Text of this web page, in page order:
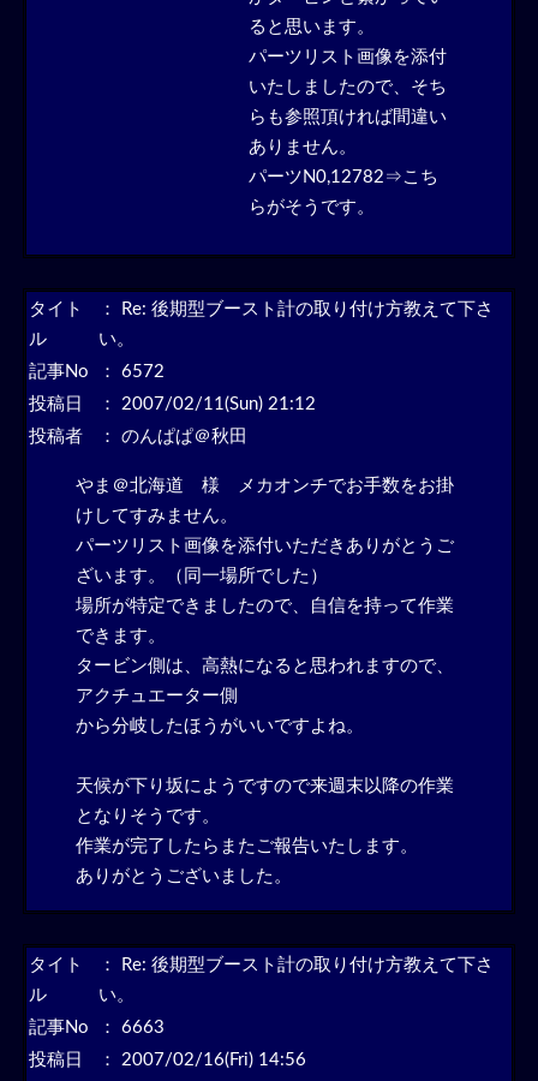
ると思います。
パーツリスト画像を添付
いたしましたので、そち
らも参照頂ければ間違い
ありません。
パーツN0,12782⇒こち
らがそうです。
タイト
ル
：
Re: 後期型ブースト計の取り付け方教えて下さ
い。
記事No
： 6572
投稿日
： 2007/02/11(Sun) 21:12
投稿者
： のんぱぱ＠秋田
やま＠北海道 様 メカオンチでお手数をお掛
けしてすみません。
パーツリスト画像を添付いただきありがとうご
ざいます。（同一場所でした）
場所が特定できましたので、自信を持って作業
できます。
タービン側は、高熱になると思われますので、
アクチュエーター側
から分岐したほうがいいですよね。
天候が下り坂にようですので来週末以降の作業
となりそうです。
作業が完了したらまたご報告いたします。
ありがとうございました。
タイト
ル
：
Re: 後期型ブースト計の取り付け方教えて下さ
い。
記事No
： 6663
投稿日
： 2007/02/16(Fri) 14:56